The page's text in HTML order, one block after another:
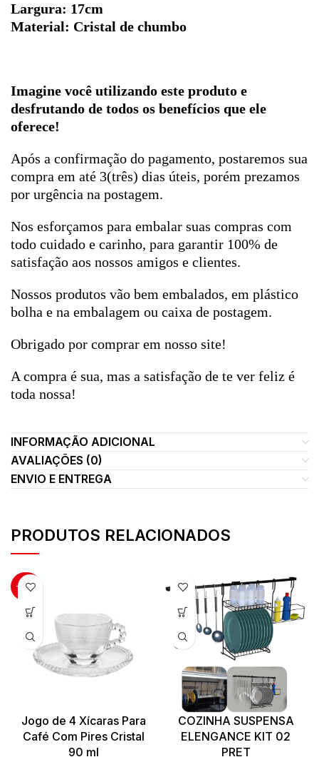
Largura: 17cm
Material: Cristal de chumbo
Imagine você utilizando este produto e
desfrutando de todos os benefícios que ele
oferece!
Após a confirmação do pagamento, postaremos sua
compra em até 3(três) dias úteis, porém prezamos
por urgência na postagem.
Nos esforçamos para embalar suas compras com
todo cuidado e carinho, para garantir 100% de
satisfação aos nossos amigos e clientes.
Nossos produtos vão bem embalados, em plástico
bolha e na embalagem ou caixa de postagem.
Obrigado por comprar em nosso site!
A compra é sua, mas a satisfação de te ver feliz é
toda nossa!
INFORMAÇÃO ADICIONAL
AVALIAÇÕES (0)
ENVIO E ENTREGA
PRODUTOS RELACIONADOS
-22%
Jogo de 4 Xícaras Para
Café Com Pires Cristal
90 ml
COZINHA SUSPENSA
ELENGANCE KIT 02
PRET